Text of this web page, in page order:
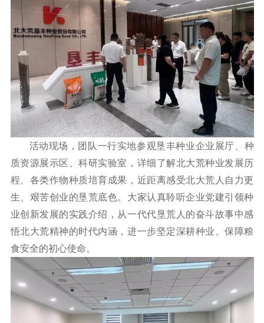
活动现场，团队一行实地参观垦丰种业企业展厅、种
质资源展示区、科研实验室，详细了解北大荒种业发展历
程、各类作物种质培育成果，近距离感受北大荒人自力更
生、艰苦创业的垦荒底色。大家认真聆听企业党建引领种
业创新发展的实践介绍，从一代代垦荒人的奋斗故事中感
悟北大荒精神的时代内涵，进一步坚定深耕种业、保障粮
食安全的初心使命。